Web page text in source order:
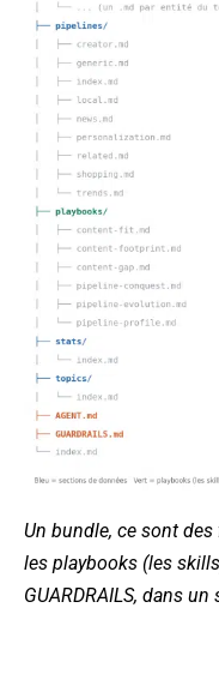
Un bundle, ce sont
les playbooks (les
GUARDRAILS, dans un